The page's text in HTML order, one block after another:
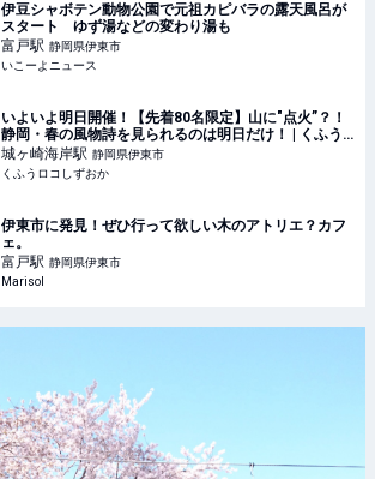
伊豆シャボテン動物公園で元祖カピバラの露天風呂が
スタート ゆず湯などの変わり湯も
富戸駅 静岡県伊東市
いこーよニュース
いよいよ明日開催！【先着80名限定】山に"点火”？！
静岡・春の風物詩を見られるのは明日だけ！ | くふう
ロコしずおか
城ヶ崎海岸駅 静岡県伊東市
くふうロコしずおか
伊東市に発見！ぜひ行って欲しい木のアトリエ？カフ
ェ。
富戸駅 静岡県伊東市
Marisol